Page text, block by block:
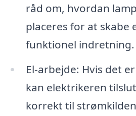
råd om, hvordan
placeres for at skabe
funktionel indretning.
El-arbejde: Hvis det
kan elektrikeren
korrekt til